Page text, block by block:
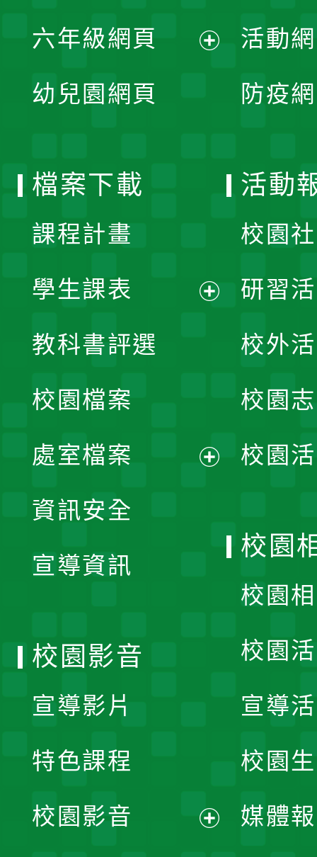
單
選
開
六年級網頁
幼兒園網頁
活動
防疫
檔案下載
課程計畫
學生課表
單
教科書評選
校園檔案
處室檔案
資訊安全
宣導資訊
活動
校園
研習
校外
校園
校園
校園
校園
校園
宣導
校園
媒體
校園影音
宣導影片
特色課程
校園影音